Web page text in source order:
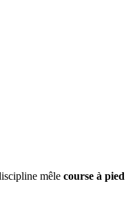
mêle course à pied